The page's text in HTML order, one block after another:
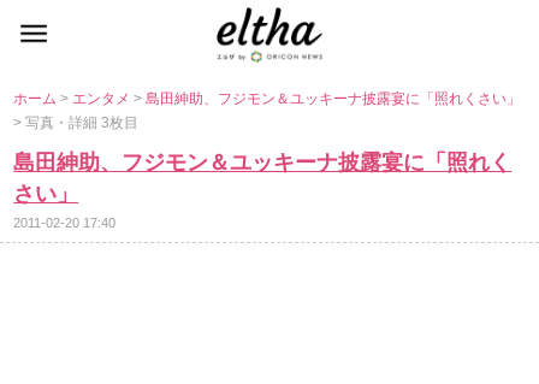
ホーム> エンタメ>島田紳助、フジモン＆ユッキーナ披露宴に「照れくさい」
> 写真・詳細 3枚目
島田紳助、フジモン＆ユッキーナ披露宴に「照れく
さい」
2011-02-20 17:40